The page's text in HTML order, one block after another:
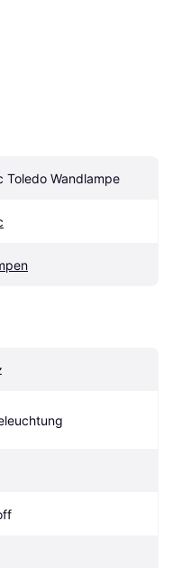
Toledo Wandlampe